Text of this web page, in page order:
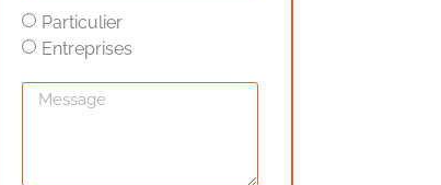
Particulier
Entreprises